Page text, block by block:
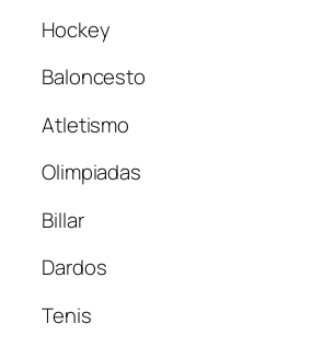
Hockey
Baloncesto
Atletismo
Olimpiadas
Billar
Dardos
Tenis